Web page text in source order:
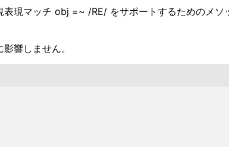
現マッチ obj =~ /RE/ をサポートするためのメソ
響しません。